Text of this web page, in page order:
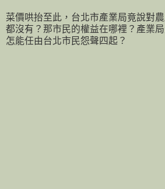
菜價哄抬至此，台北市產業局竟說對
都沒有？那市民的權益在哪裡？產業
怎能任由台北市民怨聲四起？